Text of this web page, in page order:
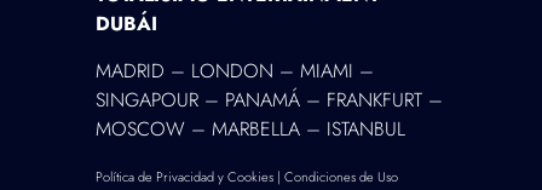
DUBÁI
MADRID – LONDON – MIAMI –
SINGAPOUR – PANAMÁ – FRANKFURT –
MOSCOW – MARBELLA – ISTANBUL
Política de Privacidad y Cookies | Condiciones de Uso